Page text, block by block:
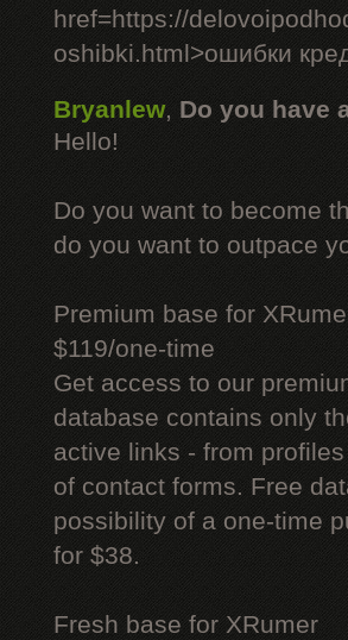
href=https://
oshibki.html>ошибки
Bryanlew, Do you have
Hello!
Do you want to become
do you want to outpace
Premium base for
$119/one-time
Get access to our
database contains only
active links - from
of contact forms. Free
possibility of a one-time
for $38.
Fresh base for XRumer